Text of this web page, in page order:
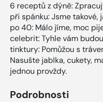
6 receptů z dýně:
při spánku: Jsme takové,
po 40: Málo jíme, moc
celebrit: Tyhle vám
tinktury: Pomůžou s
Nasušte jablka, cukety,
jednou provždy.
Podrobnosti